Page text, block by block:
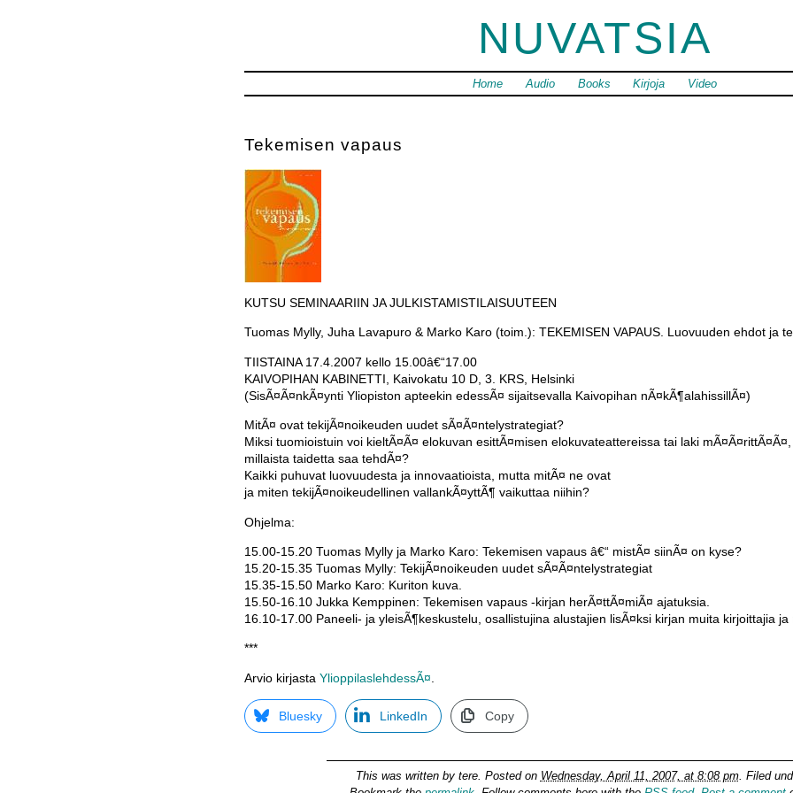
NUVATSIA
Home Audio Books Kirjoja Video
Tekemisen vapaus
KUTSU SEMINAARIIN JA JULKISTAMISTILAISUUTEEN
Tuomas Mylly, Juha Lavapuro & Marko Karo (toim.): TEKEMISEN VAPAUS. Luovuuden ehdot ja
TIISTAINA 17.4.2007 kello 15.00â€“17.00
KAIVOPIHAN KABINETTI, Kaivokatu 10 D, 3. KRS, Helsinki
(SisÃ¤Ã¤nkÃ¤ynti Yliopiston apteekin edessÃ¤ sijaitsevalla Kaivopihan nÃ¤kÃ¶alahissillÃ¤)
MitÃ¤ ovat tekijÃ¤noikeuden uudet sÃ¤Ã¤ntelystrategiat?
Miksi tuomioistuin voi kieltÃ¤Ã¤ elokuvan esittÃ¤misen elokuvateattereissa tai laki mÃ¤Ã¤rittÃ¤Ã¤,
millaista taidetta saa tehdÃ¤?
Kaikki puhuvat luovuudesta ja innovaatioista, mutta mitÃ¤ ne ovat
ja miten tekijÃ¤noikeudellinen vallankÃ¤yttÃ¶ vaikuttaa niihin?
Ohjelma:
15.00-15.20 Tuomas Mylly ja Marko Karo: Tekemisen vapaus â€“ mistÃ¤ siinÃ¤ on kyse?
15.20-15.35 Tuomas Mylly: TekijÃ¤noikeuden uudet sÃ¤Ã¤ntelystrategiat
15.35-15.50 Marko Karo: Kuriton kuva.
15.50-16.10 Jukka Kemppinen: Tekemisen vapaus -kirjan herÃ¤ttÃ¤miÃ¤ ajatuksia.
16.10-17.00 Paneeli- ja yleisÃ¶keskustelu, osallistujina alustajien lisÃ¤ksi kirjan muita kirjoittajia ja
***
Arvio kirjasta YlioppilaslehdessÃ¤
Bluesky LinkedIn Copy
This was written by tere. Posted on Wednesday, April 11, 2007, at 8:08 pm. Filed